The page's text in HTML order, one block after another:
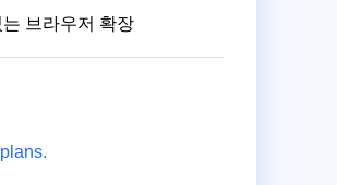
브라우저 확장